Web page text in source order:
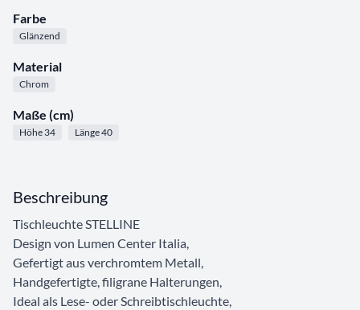
Farbe
Glänzend
Material
Chrom
Maße (cm)
Höhe 34 Länge 40
Beschreibung
Tischleuchte STELLINE
Design von Lumen Center Italia,
Gefertigt aus verchromtem Metall,
Handgefertigte, filigrane Halterungen,
Ideal als Lese- oder Schreibtischleuchte,